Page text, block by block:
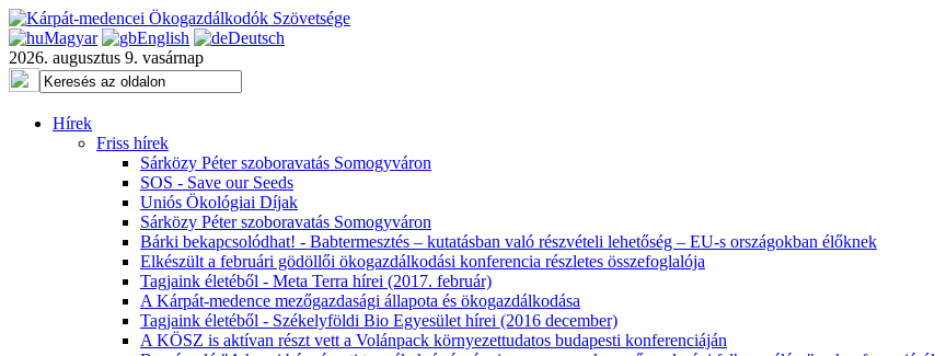
Magyar English
Deutsch
2026. augusztus 9. vasárnap
Hírek
Friss hírek
Sárközy Péter szoboravatás Somogyváron
SOS - Save our Seeds
Uniós Ökológiai Díjak
Sárközy Péter szoboravatás Somogyváron
Bárki bekapcsolódhat! - Babtermesztés – kutatásban való részvételi lehetőség – EU-s országokban élőknek
Elkészült a februári gödöllői ökogazdálkodási konferencia részletes összefoglalója
Tagjaink életéből - Meta Terra hírei (2017. február)
A Kárpát-medence mezőgazdasági állapota és ökogazdálkodása
Tagjaink életéből - Székelyföldi Bio Egyesület hírei (2016 december)
A KÖSZ is aktívan részt vett a Volánpack környezettudatos budapesti konferenciáján